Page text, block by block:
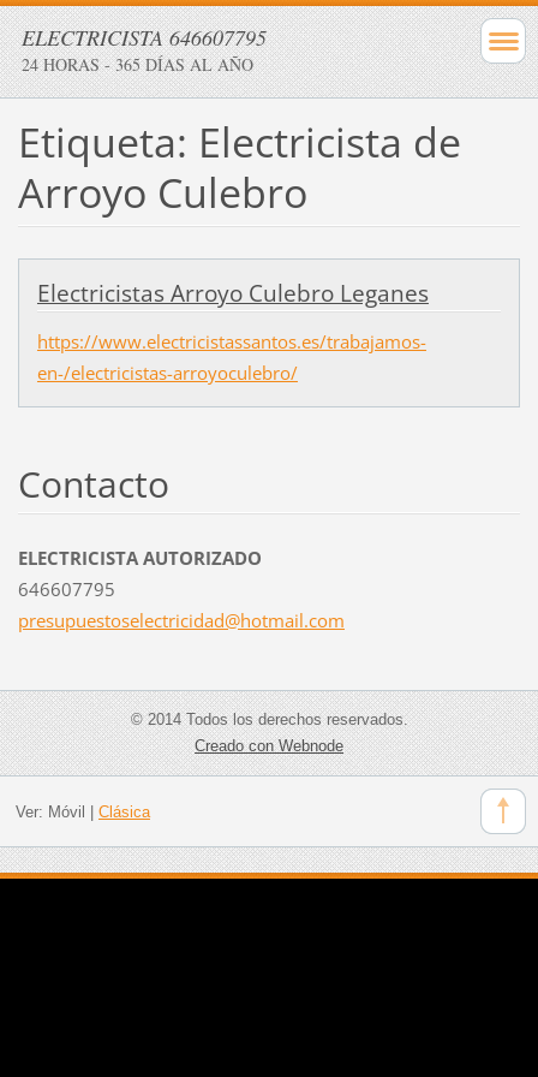
ELECTRICISTA 646607795
24 HORAS - 365 DÍAS AL AÑO
Etiqueta: Electricista de
Arroyo Culebro
Electricistas Arroyo Culebro Leganes
https://www.electricistassantos.es/trabajamos-
en-/electricistas-arroyoculebro/
Contacto
ELECTRICISTA AUTORIZADO
646607795
presupuestoselectricidad@hotmail.com
© 2014 Todos los derechos reservados.
Creado con Webnode
Ver: Móvil Clásica